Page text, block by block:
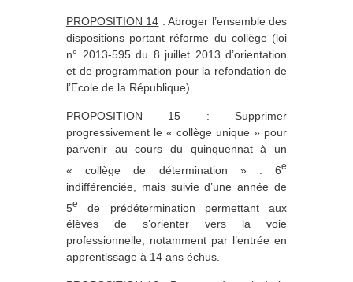
PROPOSITION 14 : Abroger l’ensemble des
dispositions portant réforme du collège (loi
n° 2013-595 du 8 juillet 2013 d’orientation
et de programmation pour la refondation de
l’Ecole de la République).
PROPOSITION 15 : Supprimer
progressivement le « collège unique » pour
parvenir au cours du quinquennat à un
« collège de détermination » : 6e
indifférenciée, mais suivie d’une année de
5e
de prédétermination permettant aux
élèves de s’orienter vers la voie
professionnelle, notamment par l’entrée en
apprentissage à 14 ans échus.